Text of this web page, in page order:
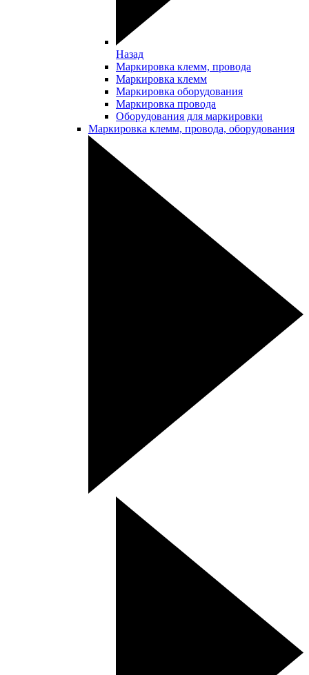
Назад
Маркировка клемм, провода
Маркировка клемм
Маркировка оборудования
Маркировка провода
Оборудования для маркировки
Маркировка клемм, провода, оборудования